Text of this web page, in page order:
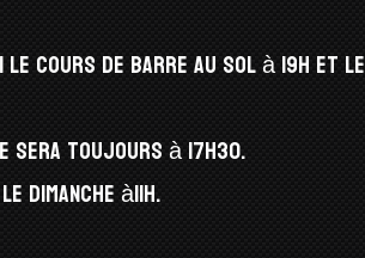
le cours de barre au sol à 19h et le
sera toujours à 17h30.
à11h.